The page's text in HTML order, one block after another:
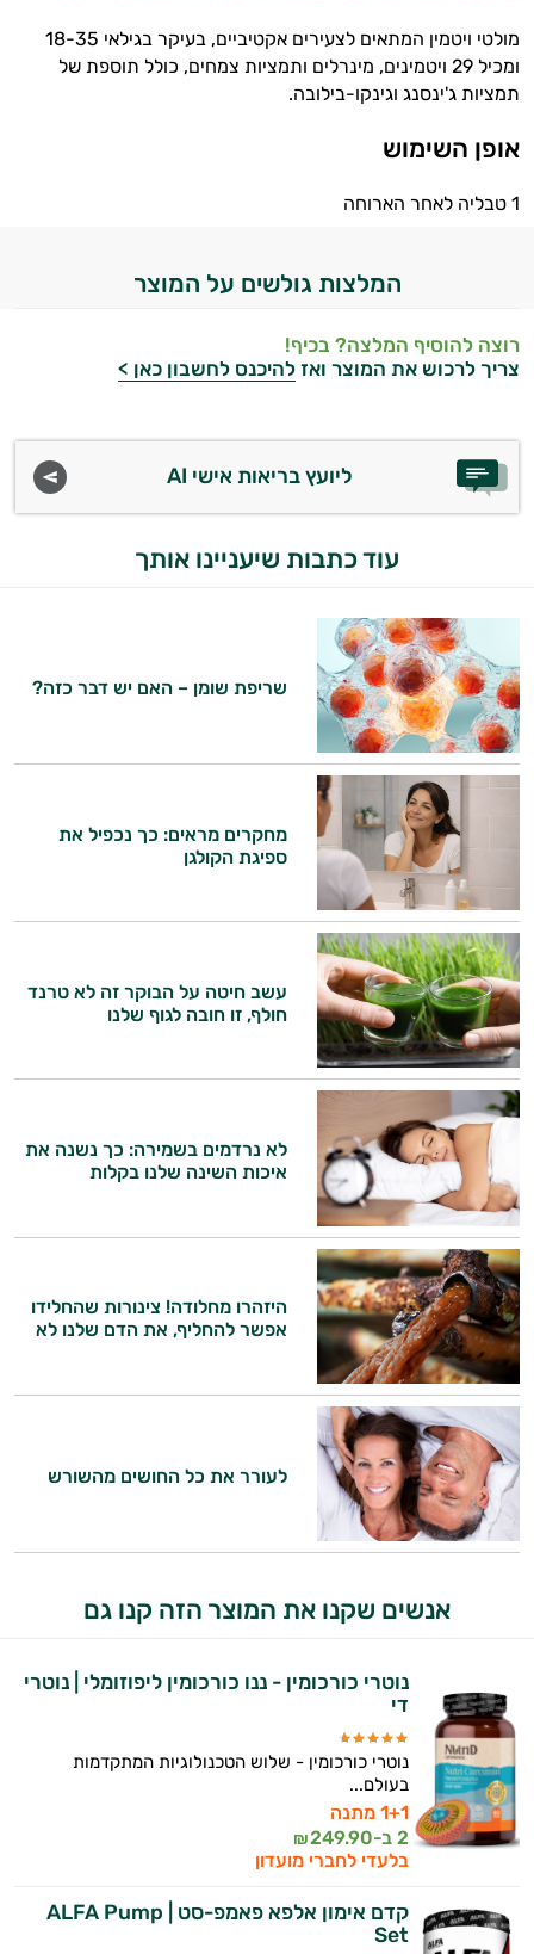
משפרי
במשקל
וחומצות
אמינו
ממרחים
ומזון
ויטמינים
לספורטאים
טסטוסטרון
הנמכרים
ביותר
אבקות
חלבון
פאמפ
העלאת
אנרגיה
פעילות
גופנית
טבעוניים
אביזרי
ספורט
משקאות
לספורטאים
מולטי ויטמין המתאים לצעירים אקטיביים, בעיקר בגילאי 18-35
ומכיל 29 ויטמינים, מינרלים ותמציות צמחים, כולל תוספת של
תמציות ג'ינסנג וגינקו-בילובה.
אופן השימוש
1 טבליה לאחר הארוחה
המלצות גולשים על המוצר
רוצה להוסיף המלצה? בכיף!
צריך לרכוש את המוצר ואז להיכנס לחשבון כאן >
ליועץ בריאות אישי AI
עוד כתבות שיעניינו אותך
שריפת שומן – האם יש דבר כזה?
מחקרים מראים: כך נכפיל את
ספיגת הקולגן
עשב חיטה על הבוקר זה לא טרנד
חולף, זו חובה לגוף שלנו
לא נרדמים בשמירה: כך נשנה את
איכות השינה שלנו בקלות
היזהרו מחלודה! צינורות שהחלידו
אפשר להחליף, את הדם שלנו לא
לעורר את כל החושים מהשורש
אנשים שקנו את המוצר הזה קנו גם
נוטרי כורכומין - ננו כורכומין ליפוזומלי | נוטרי
די
נוטרי כורכומין - שלוש הטכנולוגיות המתקדמות
בעולם...
1+1 מתנה
2 ב-
249.90
₪
בלעדי לחברי מועדון
קדם אימון אלפא פאמפ-סט | ALFA Pump
Set
היי,
אני יועץ הבריאות האישי AI של טבע בריא.
התשובות שלי מבוססות על מאגרי מידע קליניים
וספרות מקצועית בתחומי הרפואה הטבעית
אני כאן כדי לעזור לך להתאים את תוספי